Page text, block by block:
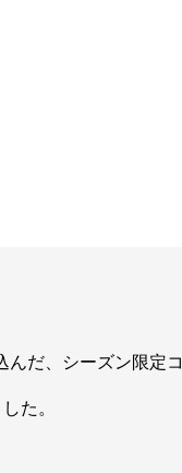
んだ、シーズン限定コ
た。